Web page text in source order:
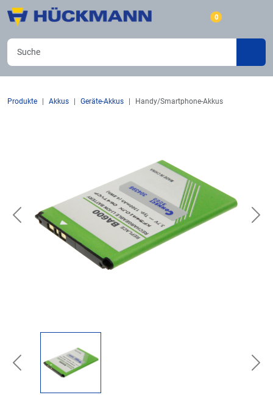
0
Produkte Akkus Geräte-Akkus Handy/Smartphone-Akkus
Previous
Previous